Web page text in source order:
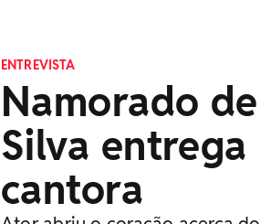
ENTREVISTA
Namorado
Silva
cantora